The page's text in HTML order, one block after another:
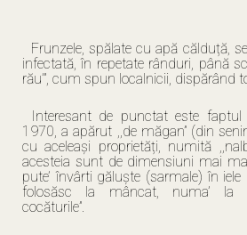
Frunzele, spălate cu apă călduță,
infectată, în repetate rânduri, până
rău’”, cum spun localnicii, dispărând
Interesant de punctat este
1970, a apărut ,,de măgan” (din
cu aceleași proprietăți, numită
acesteia sunt de dimensiuni mai
pute’ învârti găluște (sarmale) în
folosăsc la mâncat, numa’ la
cocăturile”.